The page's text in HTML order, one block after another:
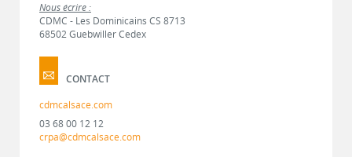
Nous écrire :
CDMC - Les Dominicains CS 8713
68502 Guebwiller Cedex
CONTACT
cdmcalsace.com
03 68 00 12 12
crpa@cdmcalsace.com